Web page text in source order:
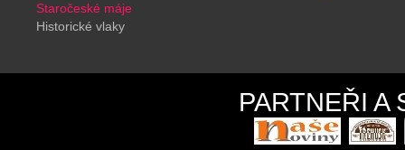
Staročeské máje
Historické vlaky
PARTNEŘI A